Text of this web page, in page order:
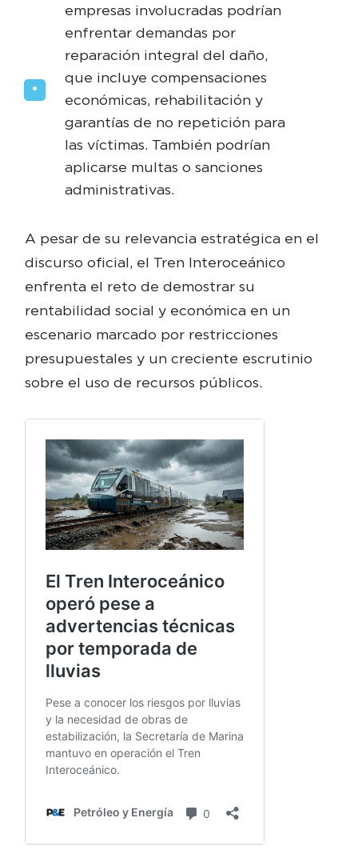
empresas involucradas podrían
enfrentar demandas por
reparación integral del daño,
que incluye compensaciones
económicas, rehabilitación y
garantías de no repetición para
las víctimas. También podrían
aplicarse multas o sanciones
administrativas.
A pesar de su relevancia estratégica en el
discurso oficial, el Tren Interoceánico
enfrenta el reto de demostrar su
rentabilidad social y económica en un
escenario marcado por restricciones
presupuestales y un creciente escrutinio
sobre el uso de recursos públicos.